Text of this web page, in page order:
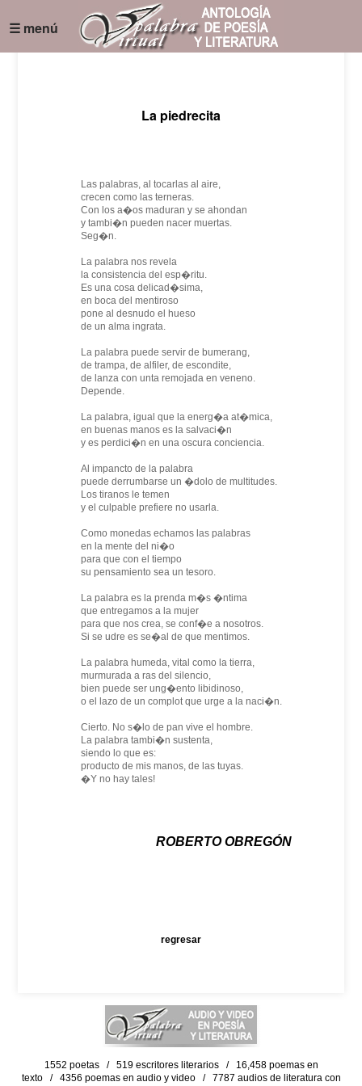
☰ menú
La piedrecita
Las palabras, al tocarlas al aire,
crecen como las terneras.
Con los a�os maduran y se ahondan
y tambi�n pueden nacer muertas.
Seg�n.
La palabra nos revela
la consistencia del esp�ritu.
Es una cosa delicad�sima,
en boca del mentiroso
pone al desnudo el hueso
de un alma ingrata.
La palabra puede servir de bumerang,
de trampa, de alfiler, de escondite,
de lanza con unta remojada en veneno.
Depende.
La palabra, igual que la energ�a at�mica,
en buenas manos es la salvaci�n
y es perdici�n en una oscura conciencia.
Al impancto de la palabra
puede derrumbarse un �dolo de multitudes.
Los tiranos le temen
y el culpable prefiere no usarla.
Como monedas echamos las palabras
en la mente del ni�o
para que con el tiempo
su pensamiento sea un tesoro.
La palabra es la prenda m�s �ntima
que entregamos a la mujer
para que nos crea, se conf�e a nosotros.
Si se udre es se�al de que mentimos.
La palabra humeda, vital como la tierra,
murmurada a ras del silencio,
bien puede ser ung�ento libidinoso,
o el lazo de un complot que urge a la naci�n.
Cierto. No s�lo de pan vive el hombre.
La palabra tambi�n sustenta,
siendo lo que es:
producto de mis manos, de las tuyas.
�Y no hay tales!
ROBERTO OBREGÓN
regresar
1552 poetas / 519 escritores literarios / 16,458 poemas en
texto / 4356 poemas en audio y video / 7787 audios de literatura con